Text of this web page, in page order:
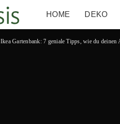
HOME DEKO
Ikea Gartenbank: 7 geniale Tipps, wie du